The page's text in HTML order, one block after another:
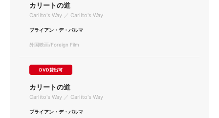
カリートの道
Carlito's Way ／ Carlito's Way
ブライアン・デ・パルマ
外国映画/Foreign Film
DVD貸出可
カリートの道
Carlito's Way ／ Carlito's Way
ブライアン・デ・パルマ